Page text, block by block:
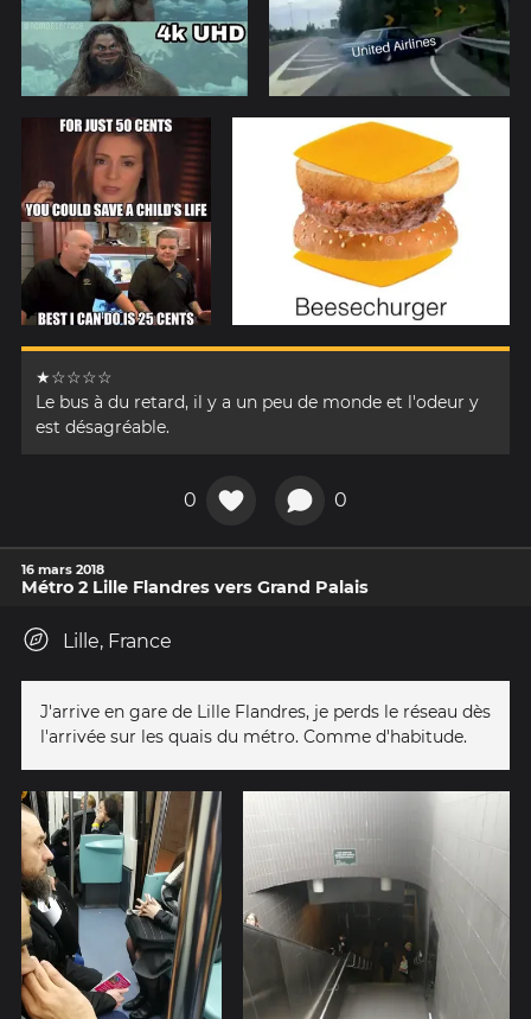
★☆☆☆☆
Le bus à du retard, il y a un peu de monde et l'odeur y
est désagréable.
0 0
16 mars 2018
Métro 2 Lille Flandres vers Grand Palais
Lille, France
J'arrive en gare de Lille Flandres, je perds le réseau dès
l'arrivée sur les quais du métro. Comme d'habitude.